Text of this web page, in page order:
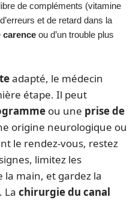
de compléments (vitamine
et de retard dans la
carence ou d’un trouble plus
adapté, le médecin
étape. Il peut
ou une prise de
origine neurologique ou
le rendez-vous, restez
limitez les
main, et gardez la
La chirurgie du canal